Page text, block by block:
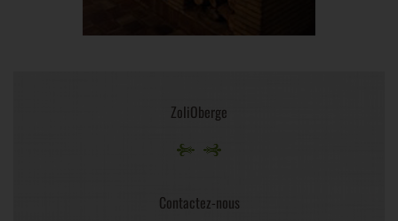
ZoliOberge
Contactez-nous